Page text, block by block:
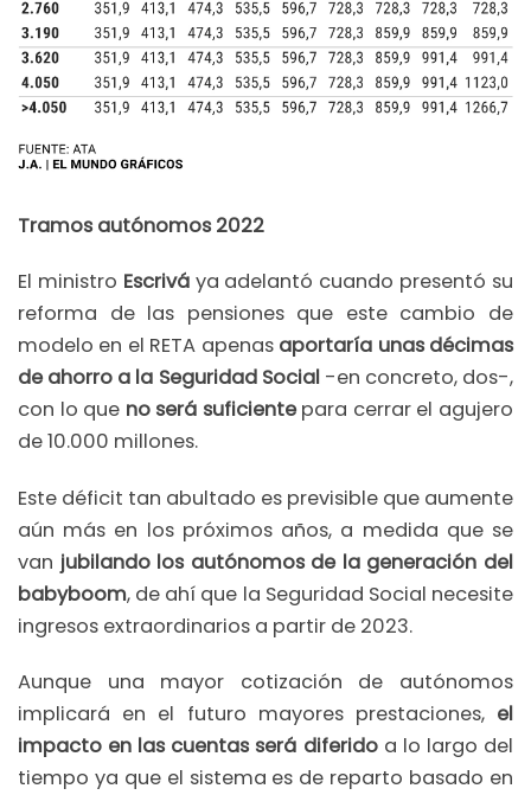
Tramos autónomos 2022
El ministro Escrivá ya adelantó cuando presentó su
reforma de las pensiones que este cambio de
modelo en el RETA apenas aportaría unas décimas
de ahorro a la Seguridad Social-en concreto, dos-,
con lo que no será suficientepara cerrar el agujero
de 10.000 millones.
Este déficit tan abultado es previsible que aumente
aún más en los próximos años, a medida que se
van jubilando los autónomos de la generación del
babyboom, de ahí que la Seguridad Social necesite
ingresos extraordinarios a partir de 2023.
Aunque una mayor cotización de autónomos
implicará en el futuro mayores prestaciones, el
impacto en las cuentas será diferidoa lo largo del
tiempo ya que el sistema es de reparto basado en